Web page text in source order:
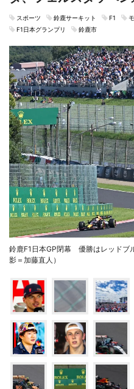
スポーツ 鈴鹿サーキット F1
F1日本グランプリ
鈴鹿市
鈴鹿F1日本GP閉幕 優勝はレッドブ
影＝加藤直人）